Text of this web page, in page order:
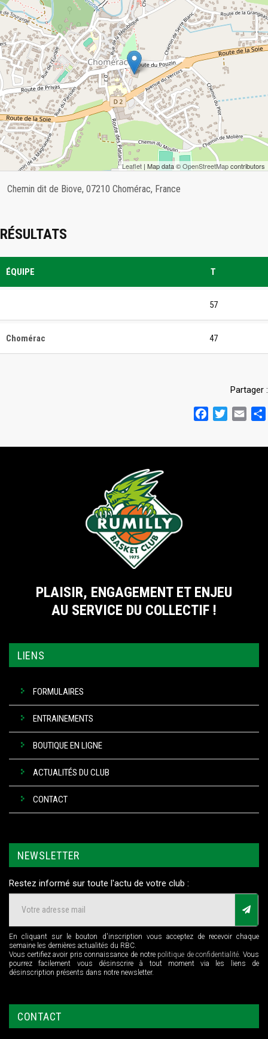
Leaflet | Map data ©OpenStreetMapcontributors
Chemin dit de Biove, 07210 Chomérac, France
RÉSULTATS
ÉQUIPE T
57
Chomérac 47
Partager :
FacebookTwitter
PLAISIR, ENGAGEMENT ET ENJEU
AU SERVICE DU COLLECTIF !
LIENS
FORMULAIRES
ENTRAINEMENTS
BOUTIQUE EN LIGNE
ACTUALITÉS DU CLUB
CONTACT
NEWSLETTER
Restez informé sur toute l'actu de votre club :
En cliquant sur le bouton d'inscription vous acceptez de recevoir chaque
semaine les dernières actualités du RBC.
Vous certifiez avoir pris connaissance de notre politique de confidentialité. Vous
pourrez facilement vous désinscrire à tout moment via les liens de
désinscription présents dans notre newsletter.
CONTACT